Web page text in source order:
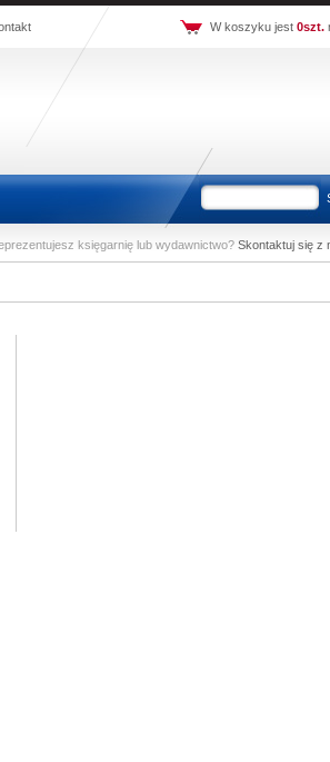
W koszyku jest 0szt.
księgarnię lub wydawnictwo? Skontaktuj się z